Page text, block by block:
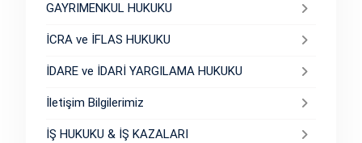
GAYRIMENKUL HUKUKU
İCRA ve İFLAS HUKUKU
İDARE ve İDARİ YARGILAMA HUKUKU
İletişim Bilgilerimiz
İŞ HUKUKU & İŞ KAZALARI